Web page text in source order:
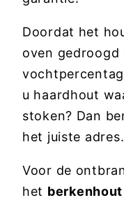
Doordat het
oven gedroogd
u haardhout
stoken? Dan
het juiste adres.
Voor de
het berkenhout